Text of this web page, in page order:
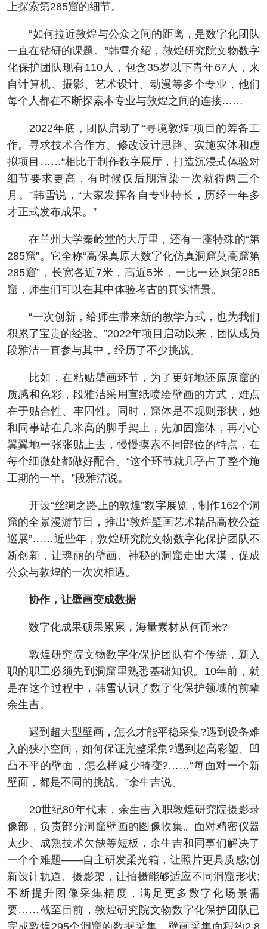
上探索第285窟的细节。
“如何拉近敦煌与公众之间的距离，是数字化团队
一直在钻研的课题。”韩雪介绍，敦煌研究院文物数字
化保护团队现有110人，包含35岁以下青年67人，来
自计算机、摄影、艺术设计、动漫等多个专业，他们
每个人都在不断探索本专业与敦煌之间的连接……
2022年底，团队启动了“寻境敦煌”项目的筹备工
作。寻求技术合作方、修改设计思路、实施实体和虚
拟项目……“相比于制作数字展厅，打造沉浸式体验对
细节要求更高，有时候仅后期渲染一次就得两三个
月。”韩雪说，“大家发挥各自专业特长，历经一年多
才正式发布成果。”
在兰州大学秦岭堂的大厅里，还有一座特殊的“第
285窟”。它全称“高保真原大数字化仿真洞窟莫高窟第
285窟”，长宽各近7米，高近5米，一比一还原第285
窟，师生们可以在其中体验考古的真实情景。
“一次创新，给师生带来新的教学方式，也为我们
积累了宝贵的经验。”2022年项目启动以来，团队成员
段雅洁一直参与其中，经历了不少挑战。
比如，在粘贴壁画环节，为了更好地还原原窟的
质感和色彩，段雅洁采用宣纸喷绘壁画的方式，难点
在于贴合性、牢固性。同时，窟体是不规则形状，她
和同事站在几米高的脚手架上，先加固窟体，再小心
翼翼地一张张贴上去，慢慢摸索不同部位的特点，在
每个细微处都做好配合。“这个环节就几乎占了整个施
工期的一半。”段雅洁说。
开设“丝绸之路上的敦煌”数字展览，制作162个洞
窟的全景漫游节目，推出“敦煌壁画艺术精品高校公益
巡展”……近些年，敦煌研究院文物数字化保护团队不
断创新，让瑰丽的壁画、神秘的洞窟走出大漠，促成
公众与敦煌的一次次相遇。
协作，让壁画变成数据
数字化成果硕果累累，海量素材从何而来?
敦煌研究院文物数字化保护团队有个传统，新入
职的职工必须先到洞窟里熟悉基础知识。10年前，就
是在这个过程中，韩雪认识了数字化保护领域的前辈
余生吉。
遇到超大型壁画，怎么才能平稳采集?遇到设备难
入的狭小空间，如何保证完整采集?遇到超高彩塑、凹
凸不平的壁面，怎么样减少畸变?……“每面对一个新
壁面，都是不同的挑战。”余生吉说。
20世纪80年代末，余生吉入职敦煌研究院摄影录
像部，负责部分洞窟壁画的图像收集。面对精密仪器
太少、成熟技术欠缺等短板，余生吉和同事们解决了
一个个难题——自主研发柔光箱，让照片更具质感;创
新设计轨道、摄影架，让拍摄能够适应不同洞窟形状;
不断提升图像采集精度，满足更多数字化场景需
要……截至目前，敦煌研究院文物数字化保护团队已